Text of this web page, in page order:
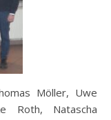
Möller, Uwe
Roth, Natascha